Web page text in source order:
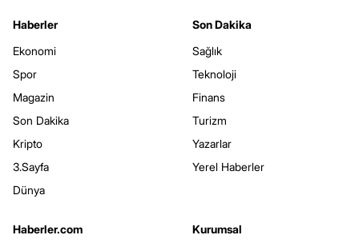
Haberler
Ekonomi
Spor
Magazin
Son Dakika
Kripto
3.Sayfa
Dünya
Son Dakika
Sağlık
Teknoloji
Finans
Turizm
Yazarlar
Yerel Haberler
Haberler.com
Kurumsal